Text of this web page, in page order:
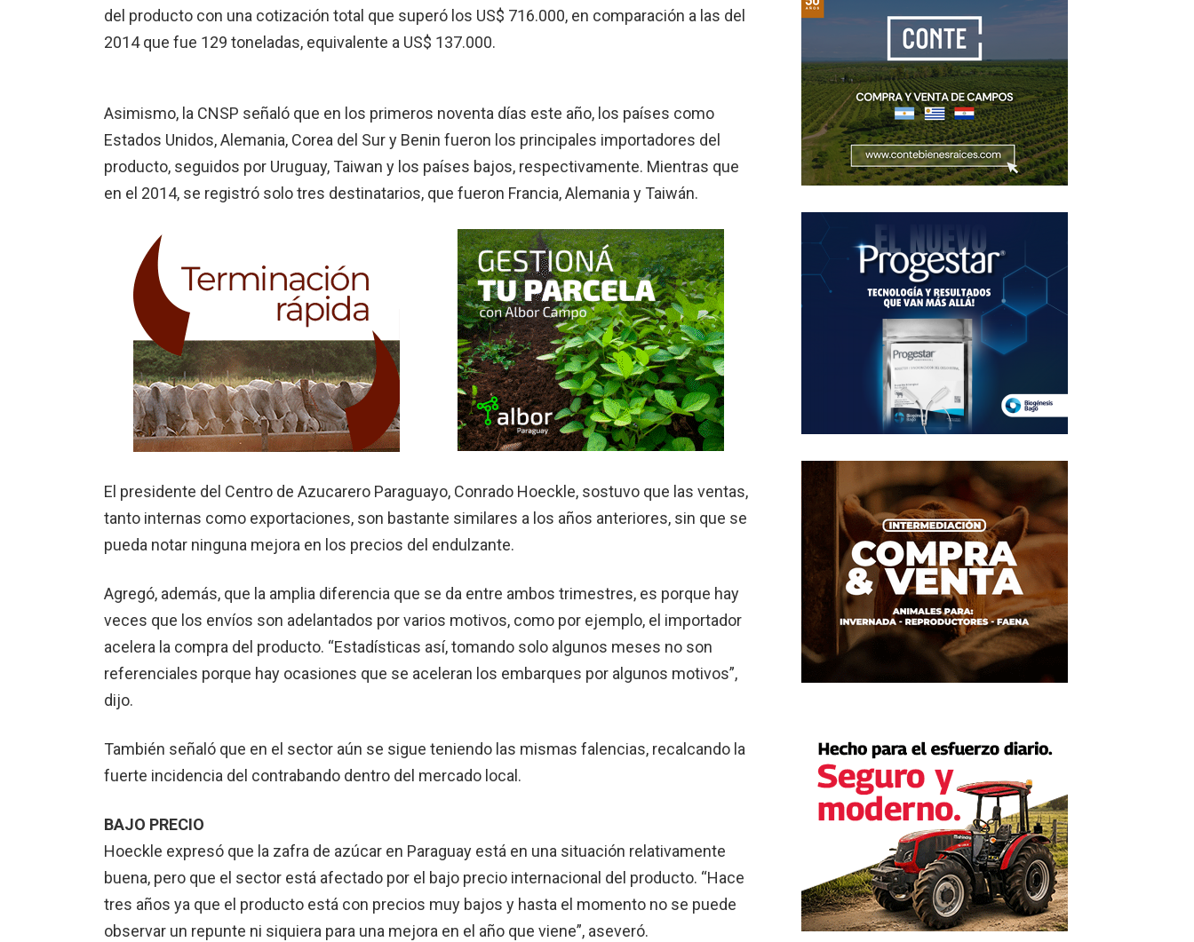
del producto con una cotización total que superó los US$ 716.000, en comparación a las del
2014 que fue 129 toneladas, equivalente a US$ 137.000.
Asimismo, la CNSP señaló que en los primeros noventa días este año, los países como
Estados Unidos, Alemania, Corea del Sur y Benin fueron los principales importadores del
producto, seguidos por Uruguay, Taiwan y los países bajos, respectivamente. Mientras que
en el 2014, se registró solo tres destinatarios, que fueron Francia, Alemania y Taiwán.
El presidente del Centro de Azucarero Paraguayo, Conrado Hoeckle, sostuvo que las ventas,
tanto internas como exportaciones, son bastante similares a los años anteriores, sin que se
pueda notar ninguna mejora en los precios del endulzante.
Agregó, además, que la amplia diferencia que se da entre ambos trimestres, es porque hay
veces que los envíos son adelantados por varios motivos, como por ejemplo, el importador
acelera la compra del producto. “Estadísticas así, tomando solo algunos meses no son
referenciales porque hay ocasiones que se aceleran los embarques por algunos motivos”,
dijo.
También señaló que en el sector aún se sigue teniendo las mismas falencias, recalcando la
fuerte incidencia del contrabando dentro del mercado local.
BAJO PRECIO
Hoeckle expresó que la zafra de azúcar en Paraguay está en una situación relativamente
buena, pero que el sector está afectado por el bajo precio internacional del producto. “Hace
tres años ya que el producto está con precios muy bajos y hasta el momento no se puede
observar un repunte ni siquiera para una mejora en el año que viene”, aseveró.